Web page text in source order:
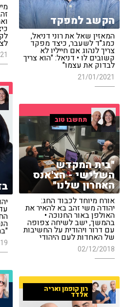
הקשב למפקד
המאזין שאל את רוני דניאל,
כמג"ד לשעבר, כיצד מפקד
צריך לנהוג אם חייליו לא
קשובים לו • דניאל: "הוא צריך
לבדוק את עצמו"
21/01/2021
תחשבו טוב
"בית המקדש
השלישי - הצ'אנס
האחרון שלנו"
אורח מיוחד לכבוד החג:
יהודה משי זהב בא להאיר את
האולפן באור החנוכה •
בהמשך, ישב לשיחה צפופה
עם דרור ויהודית על החשיבות
של האחדות לעם היהודי
02/12/2018
רון קופמן ואריה
אלדד